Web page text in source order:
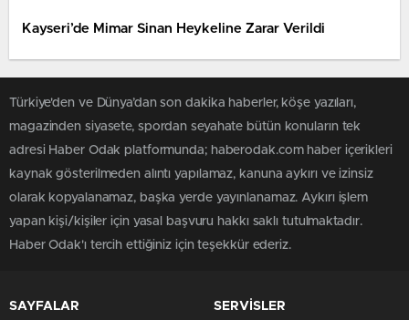
Kayseri’de Mimar Sinan Heykeline Zarar Verildi
Türkiye'den ve Dünya’dan son dakika haberler, köşe yazıları,
magazinden siyasete, spordan seyahate bütün konuların tek
adresi Haber Odak platformunda; haberodak.com haber içerikleri
kaynak gösterilmeden alıntı yapılamaz, kanuna aykırı ve izinsiz
olarak kopyalanamaz, başka yerde yayınlanamaz. Aykırı işlem
yapan kişi/kişiler için yasal başvuru hakkı saklı tutulmaktadır.
Haber Odak'ı tercih ettiğiniz için teşekkür ederiz.
SAYFALAR SERVİSLER